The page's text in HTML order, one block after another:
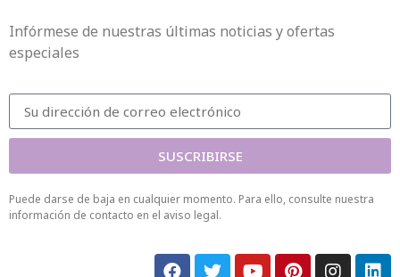
Infórmese de nuestras últimas noticias y ofertas
especiales
SUSCRIBIRSE
Puede darse de baja en cualquier momento. Para ello, consulte nuestra
información de contacto en el aviso legal.